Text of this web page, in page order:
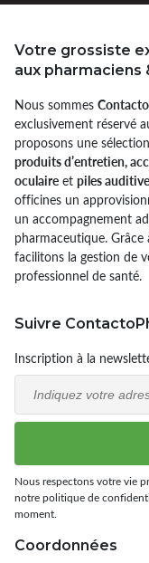
Votre grossiste
aux
Nous sommes
exclusivement réservé
proposons une
produits d’entretien,
oculaire et piles
officines un
un accompagnement
pharmaceutique.
facilitons la gestion de
professionnel de santé.
Suivre
Inscription à la
Email
Nous respectons votre vie
notre politique de
moment.
Coordonnées